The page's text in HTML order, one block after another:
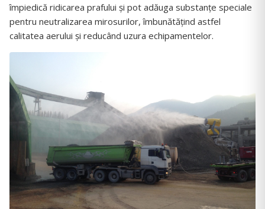
împiedică ridicarea prafului și pot adăuga substanțe speciale
pentru neutralizarea mirosurilor, îmbunătățind astfel
calitatea aerului și reducând uzura echipamentelor.